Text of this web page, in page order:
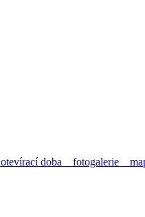
otevírací doba fotogalerie